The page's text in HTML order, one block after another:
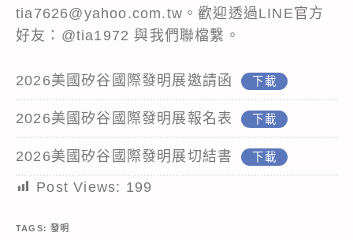
tia7626@yahoo.com.tw。歡迎透過LINE官方
好友：@tia1972 與我們聯檔繫。
2026美國矽谷國際發明展邀請函 下載
2026美國矽谷國際發明展報名表 下載
2026美國矽谷國際發明展切結書 下載
Post Views: 199
TAGS:發明